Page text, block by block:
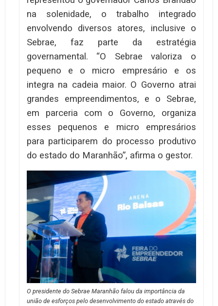
na solenidade, o trabalho integrado
envolvendo diversos atores, inclusive o
Sebrae, faz parte da estratégia
governamental. “O Sebrae valoriza o
pequeno e o micro empresário e os
integra na cadeia maior. O Governo atrai
grandes empreendimentos, e o Sebrae,
em parceria com o Governo, organiza
esses pequenos e micro empresários
para participarem do processo produtivo
do estado do Maranhão”, afirma o gestor.
O presidente do Sebrae Maranhão falou da importância da
união de esforços pelo desenvolvimento do estado através do